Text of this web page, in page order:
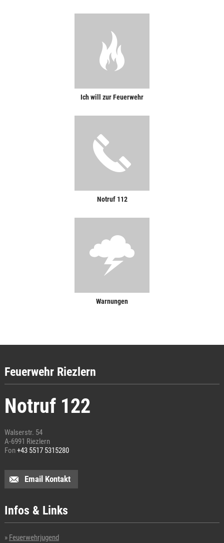
Ich will zur Feuerwehr
Notruf 112
Warnungen
Feuerwehr Riezlern
Notruf 122
Walserstr. 54
A-6991 Riezlern
Fon+43 5517 5315280
Email Kontakt
Infos & Links
Feuerwehrjugend